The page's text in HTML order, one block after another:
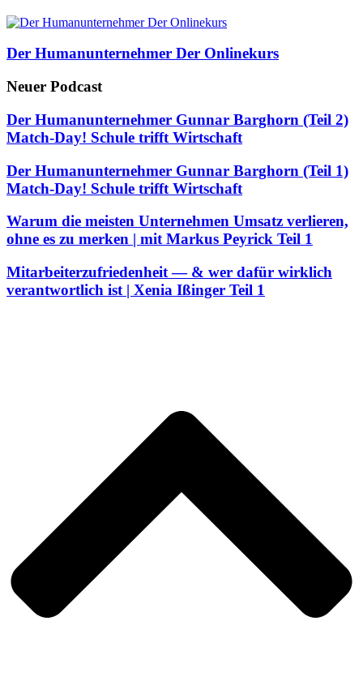
Der Humanunternehmer Der Onlinekurs
Neuer Podcast
Der Humanunternehmer Gunnar Barghorn (Teil 2)
Match-Day! Schule trifft Wirtschaft
Der Humanunternehmer Gunnar Barghorn (Teil 1)
Match-Day! Schule trifft Wirtschaft
Warum die meisten Unternehmen Umsatz verlieren,
ohne es zu merken | mit Markus Peyrick Teil 1
Mitarbeiterzufriedenheit — & wer dafür wirklich
verantwortlich ist | Xenia Ißinger Teil 1